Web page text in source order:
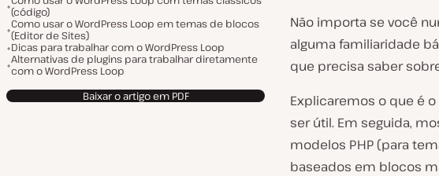
(código)
Como usar o WordPress Loop em temas de blocos
(Editor de Sites)
Dicas para trabalhar com o WordPress Loop
Alternativas de plugins para trabalhar diretamente
com o WordPress Loop
Baixar o artigo em PDF
Não importa se você
alguma familiaridade
que precisa saber
Explicaremos o que é
ser útil. Em seguida,
modelos PHP (para
baseados em blocos